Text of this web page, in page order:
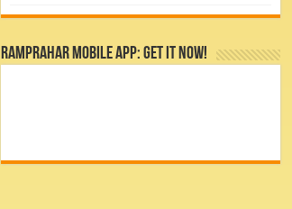
RamPrahar Mobile App: Get it Now!